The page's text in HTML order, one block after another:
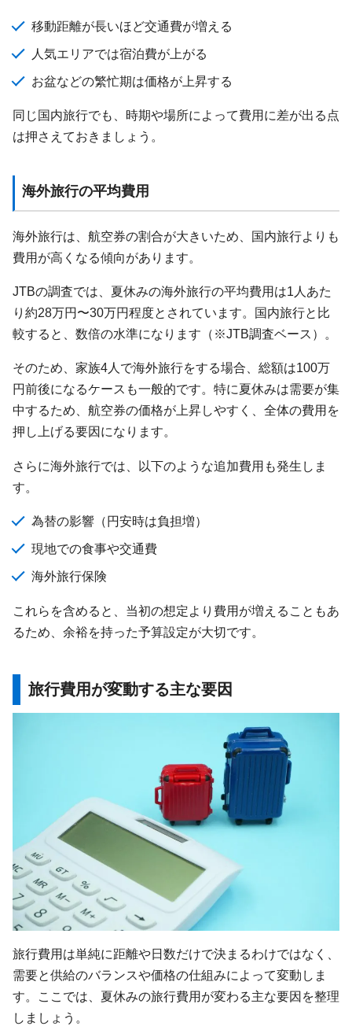
移動距離が長いほど交通費が増える
人気エリアでは宿泊費が上がる
お盆などの繁忙期は価格が上昇する
同じ国内旅行でも、時期や場所によって費用に差が出る点
は押さえておきましょう。
海外旅行の平均費用
海外旅行は、航空券の割合が大きいため、国内旅行よりも
費用が高くなる傾向があります。
JTBの調査では、夏休みの海外旅行の平均費用は1人あた
り約28万円〜30万円程度とされています。国内旅行と比
較すると、数倍の水準になります（※JTB調査ベース）。
そのため、家族4人で海外旅行をする場合、総額は100万
円前後になるケースも一般的です。特に夏休みは需要が集
中するため、航空券の価格が上昇しやすく、全体の費用を
押し上げる要因になります。
さらに海外旅行では、以下のような追加費用も発生しま
す。
為替の影響（円安時は負担増）
現地での食事や交通費
海外旅行保険
これらを含めると、当初の想定より費用が増えることもあ
るため、余裕を持った予算設定が大切です。
旅行費用が変動する主な要因
旅行費用は単純に距離や日数だけで決まるわけではなく、
需要と供給のバランスや価格の仕組みによって変動しま
す。ここでは、夏休みの旅行費用が変わる主な要因を整理
しましょう。